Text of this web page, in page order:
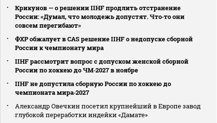
Крикунов — о решении IIHF продлить отстранение
России: «Думал, что молодежь допустят. Что‑то они
совсем перегибают»
ФХР обжалует в CAS решение IIHF о недопуске сборной
России к чемпионату мира
IIHF рассмотрит вопрос с допуском женской сборной
России по хоккею до ЧМ‑2027 в ноябре
IIHF не допустила сборную России по хоккею до
чемпионата мира‑2027
Александр Овечкин посетил крупнейший в Европе завод
глубокой переработки индейки «Дамате»